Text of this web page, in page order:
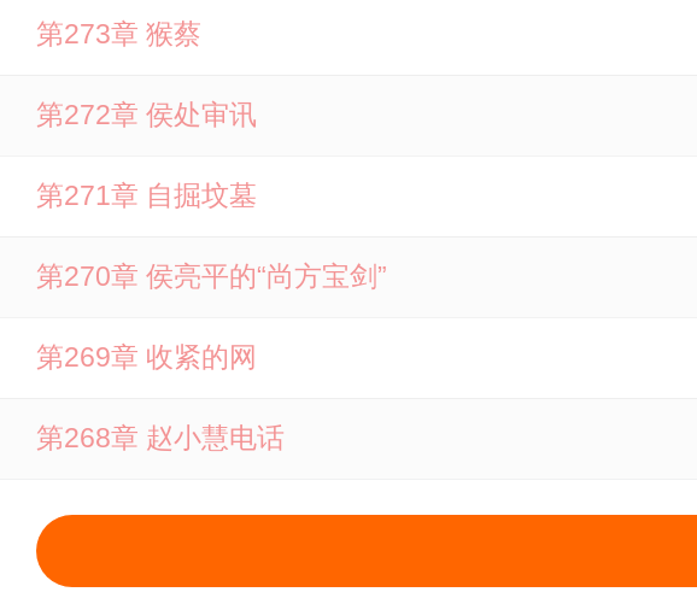
第273章 猴蔡
第272章 侯处审讯
第271章 自掘坟墓
第270章 侯亮平的“尚方宝剑”
第269章 收紧的网
第268章 赵小慧电话